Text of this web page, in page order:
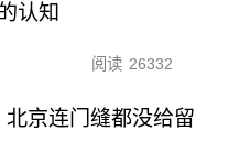
认知
阅读 26332
京连门缝都没给留